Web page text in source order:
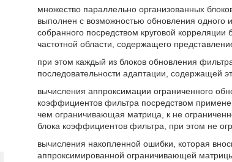
множество параллельно организованных
выполнен с возможностью обновления одного
собранного посредством круговой корреляции
частотной области, содержащего
при этом каждый из блоков обновления
последовательности адаптации, содержащей
вычисления аппроксимации ограниченного
коэффициентов фильтра посредством
чем ограничивающая матрица, к не
блока коэффициентов фильтра, при этом не
вычисления накопленной ошибки, которая
аппроксимированной ограничивающей